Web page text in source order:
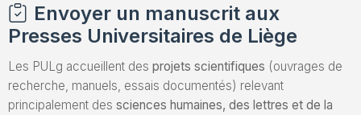
Envoyer un manuscrit aux
Presses Universitaires de Liège
Les PULg accueillent des projets scientifiques (ouvrages de
recherche, manuels, essais documentés) relevant
principalement des sciences humaines, des lettres et de la